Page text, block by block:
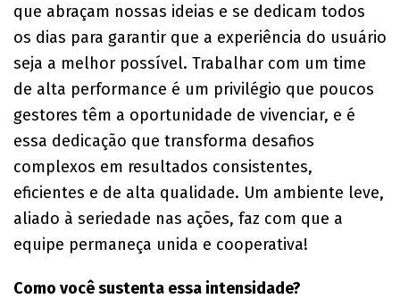
que abraçam nossas ideias e se dedicam todos
os dias para garantir que a experiência do usuário
seja a melhor possível. Trabalhar com um time
de alta performance é um privilégio que poucos
gestores têm a oportunidade de vivenciar, e é
essa dedicação que transforma desafios
complexos em resultados consistentes,
eficientes e de alta qualidade. Um ambiente leve,
aliado à seriedade nas ações, faz com que a
equipe permaneça unida e cooperativa!
Como você sustenta essa intensidade?